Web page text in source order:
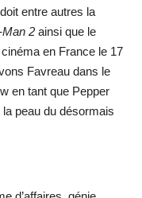
entre autres la
2ainsi que le
en France le 17
Favreau dans le
en tant que Pepper
peau du désormais